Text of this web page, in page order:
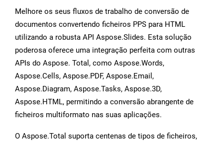
Melhore os seus fluxos de trabalho de conversão de
documentos convertendo ficheiros PPS para HTML
utilizando a robusta API Aspose.Slides. Esta solução
poderosa oferece uma integração perfeita com outras
APIs do Aspose. Total, como Aspose.Words,
Aspose.Cells, Aspose.PDF, Aspose.Email,
Aspose.Diagram, Aspose.Tasks, Aspose.3D,
Aspose.HTML, permitindo a conversão abrangente de
ficheiros multiformato nas suas aplicações.
O Aspose.Total suporta centenas de tipos de ficheiros,